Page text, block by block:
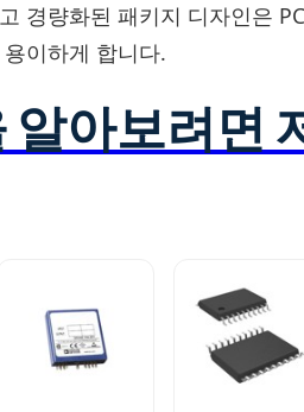
경량화된 패키지 디자인은
이하게 합니다.
알아보려면